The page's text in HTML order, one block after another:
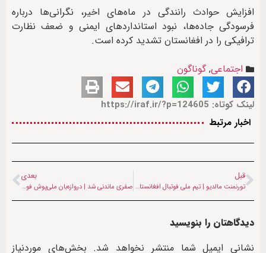
افزایش حوادث رانندگی در ماه‌های اخیر، نگرانی‌ها درباره
فرسودگی جاده‌ها، نبود استانداردهای ایمنی و ضعف نظارت
ترافیکی را در افغانستان تشدید کرده است.
اجتماعی,گوناگون
لینک کوتاه: https://iraf.ir/?p=124605
اخبار مرتبط
قبل
تورنمنت مالدیو | تیم ملی فوتبال افغانستان نخستین جلسه تمرینی خود را برگزار کرد
بعدی
صفری ماندنی شد | دروازه‌بان ملی‌پوش فوتسال افغانستان در گیتی‌پسند می‌ماند
دیدگاهتان را بنویسید
نشانی ایمیل شما منتشر نخواهد شد. بخش‌های موردنیاز